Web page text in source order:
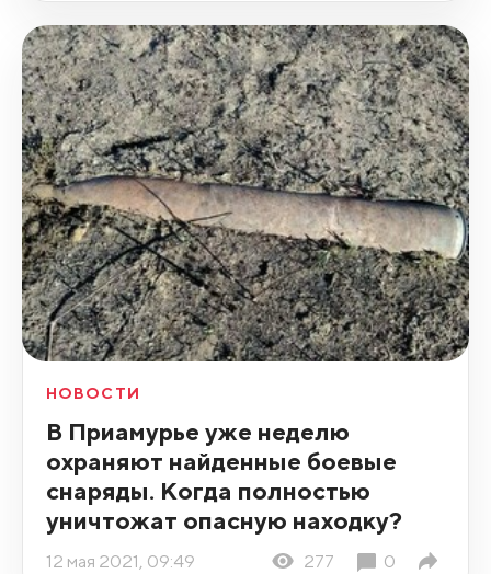
НОВОСТИ
В Приамурье уже неделю
охраняют найденные боевые
снаряды. Когда полностью
уничтожат опасную находку?
12 мая 2021, 09:49 277 0